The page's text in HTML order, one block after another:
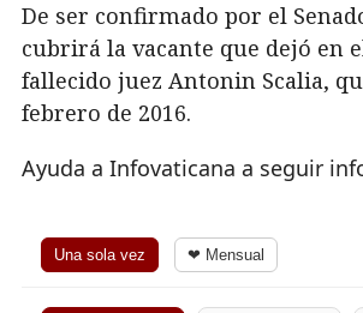
De ser confirmado por el
cubrirá la vacante que dejó en
fallecido juez Antonin Scalia,
febrero de 2016.
Ayuda a Infovaticana a seguir
Una sola vez ❤ Mensual